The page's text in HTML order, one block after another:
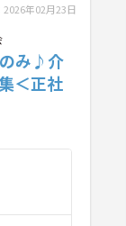
2026年02月23日
のみ♪介
＜正社